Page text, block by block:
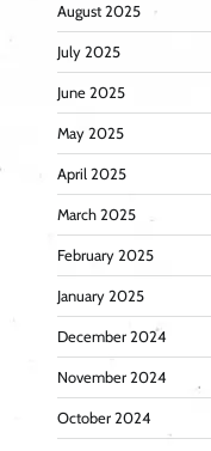
August 2025
July 2025
June 2025
May 2025
April 2025
March 2025
February 2025
January 2025
December 2024
November 2024
October 2024